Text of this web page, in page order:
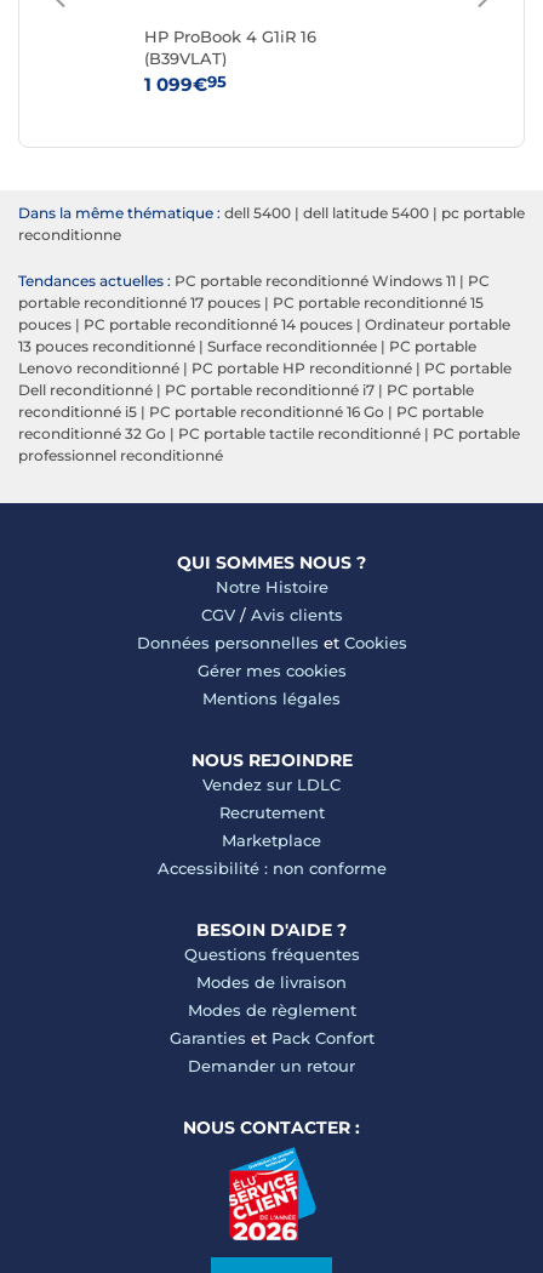
HP ProBook 4 G1iR 16
(B39VLAT)
1 099€95
Dans la même thématique : dell 5400 | dell latitude 5400 | pc portable
reconditionne
Tendances actuelles : PC portable reconditionné Windows 11 | PC
portable reconditionné 17 pouces | PC portable reconditionné 15
pouces | PC portable reconditionné 14 pouces | Ordinateur portable
13 pouces reconditionné | Surface reconditionnée | PC portable
Lenovo reconditionné | PC portable HP reconditionné | PC portable
Dell reconditionné | PC portable reconditionné i7 | PC portable
reconditionné i5 | PC portable reconditionné 16 Go | PC portable
reconditionné 32 Go | PC portable tactile reconditionné | PC portable
professionnel reconditionné
QUI SOMMES NOUS ?
Notre Histoire
CGV/ Avis clients
Données personnelles et Cookies
Gérer mes cookies
Mentions légales
NOUS REJOINDRE
Vendez sur LDLC
Recrutement
Marketplace
Accessibilité : non conforme
BESOIN D'AIDE ?
Questions fréquentes
Modes de livraison
Modes de règlement
Garanties et Pack Confort
Demander un retour
NOUS CONTACTER :